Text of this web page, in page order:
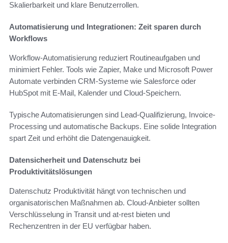
Skalierbarkeit und klare Benutzerrollen.
Automatisierung und Integrationen: Zeit sparen durch
Workflows
Workflow-Automatisierung reduziert Routineaufgaben und
minimiert Fehler. Tools wie Zapier, Make und Microsoft Power
Automate verbinden CRM-Systeme wie Salesforce oder
HubSpot mit E-Mail, Kalender und Cloud-Speichern.
Typische Automatisierungen sind Lead-Qualifizierung, Invoice-
Processing und automatische Backups. Eine solide Integration
spart Zeit und erhöht die Datengenauigkeit.
Datensicherheit und Datenschutz bei
Produktivitätslösungen
Datenschutz Produktivität hängt von technischen und
organisatorischen Maßnahmen ab. Cloud-Anbieter sollten
Verschlüsselung in Transit und at-rest bieten und
Rechenzentren in der EU verfügbar haben.